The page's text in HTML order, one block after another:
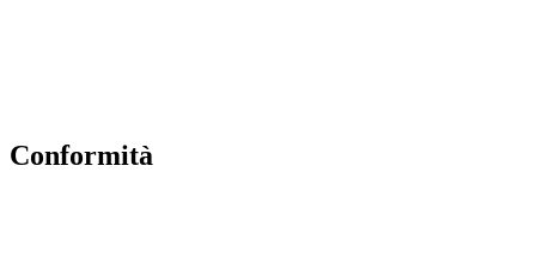
Conformità